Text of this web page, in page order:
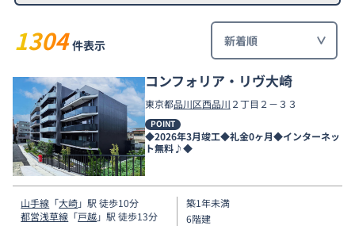
1304 件表示
コンフォリア・リヴ大崎
東京都品川区西品川 ２丁目２－３３
POINT
◆2026年3月竣工◆礼金0ヶ月◆インターネッ
ト無料♪◆
山手線 「大崎」駅 徒歩10分
都営浅草線 「戸越」駅 徒歩13分
築1年未満
6階建